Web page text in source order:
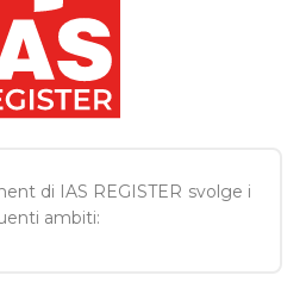
di IAS REGISTER svolge i
ambiti: